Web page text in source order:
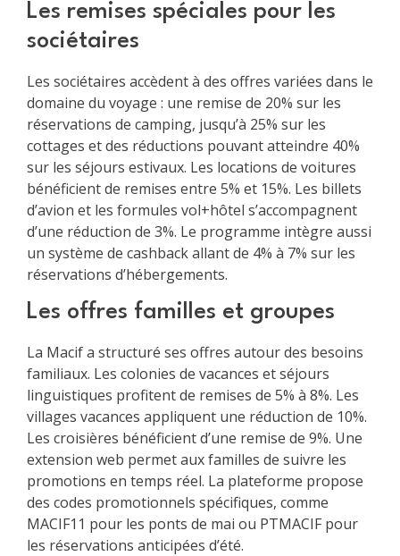
Les remises spéciales pour les
sociétaires
Les sociétaires accèdent à des offres variées dans le
domaine du voyage : une remise de 20% sur les
réservations de camping, jusqu’à 25% sur les
cottages et des réductions pouvant atteindre 40%
sur les séjours estivaux. Les locations de voitures
bénéficient de remises entre 5% et 15%. Les billets
d’avion et les formules vol+hôtel s’accompagnent
d’une réduction de 3%. Le programme intègre aussi
un système de cashback allant de 4% à 7% sur les
réservations d’hébergements.
Les offres familles et groupes
La Macif a structuré ses offres autour des besoins
familiaux. Les colonies de vacances et séjours
linguistiques profitent de remises de 5% à 8%. Les
villages vacances appliquent une réduction de 10%.
Les croisières bénéficient d’une remise de 9%. Une
extension web permet aux familles de suivre les
promotions en temps réel. La plateforme propose
des codes promotionnels spécifiques, comme
MACIF11 pour les ponts de mai ou PTMACIF pour
les réservations anticipées d’été.